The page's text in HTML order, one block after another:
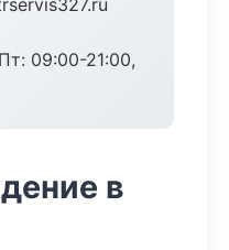
09:00-21:00,
в